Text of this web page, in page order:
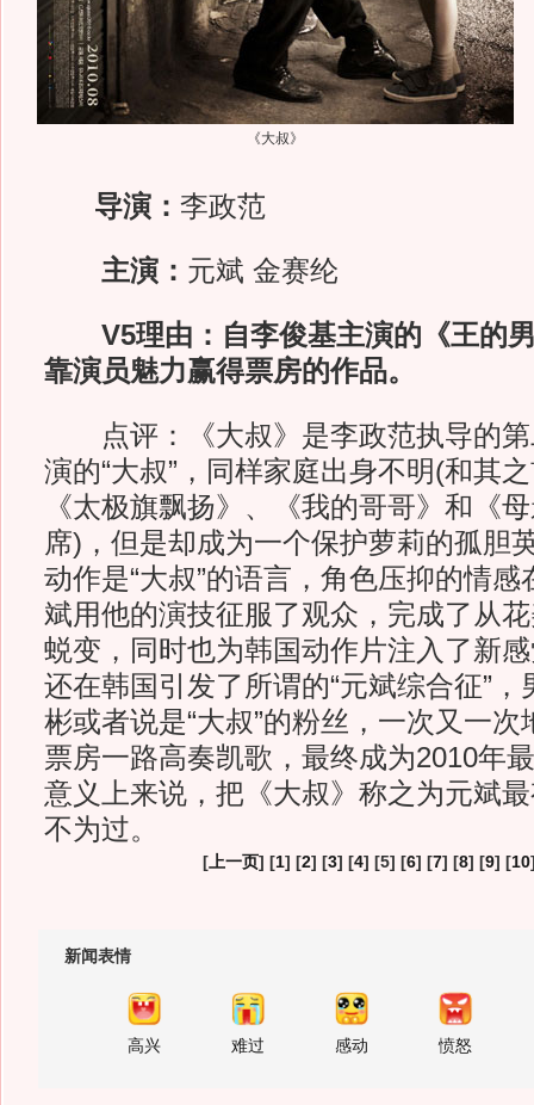
《大叔》
导演： 李政范
主演： 元斌 金赛纶
V5理由：自李俊基主演的《王的
靠演员魅力赢得票房的作品。
点评：《大叔》是李政范执导的第
演的“大叔”，同样家庭出身不明(和其
《太极旗飘扬》、《我的哥哥》和《
席)，但是却成为一个保护萝莉的孤胆
动作是“大叔”的语言，角色压抑的情
斌用他的演技征服了观众，完成了从
蜕变，同时也为韩国动作片注入了新
还在韩国引发了所谓的“元斌综合征”
彬或者说是“大叔”的粉丝，一次又一
票房一路高奏凯歌，最终成为2010年
意义上来说，把《大叔》称之为元斌
不为过。
[ 上一页] [1] [2] [3] [4] [5] [6] [7] [8] [9] [10
新闻表情
高兴 难过 感动 愤怒